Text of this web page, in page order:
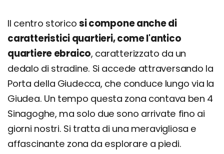
Il centro storico si compone anche di
caratteristici quartieri, come l'antico
quartiere ebraico, caratterizzato da un
dedalo di stradine. Si accede attraversando la
Porta della Giudecca, che conduce lungo via la
Giudea. Un tempo questa zona contava ben 4
Sinagoghe, ma solo due sono arrivate fino ai
giorni nostri. Si tratta di una meravigliosa e
affascinante zona da esplorare a piedi.